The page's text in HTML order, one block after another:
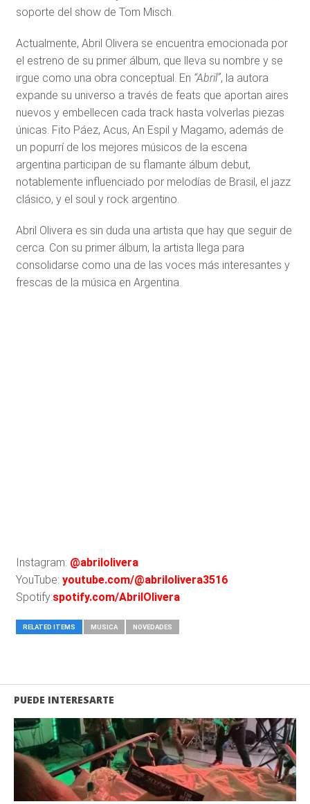
soporte del show de Tom Misch.
Actualmente, Abril Olivera se encuentra emocionada por
el estreno de su primer álbum, que lleva su nombre y se
irgue como una obra conceptual. En “Abril”, la autora
expande su universo a través de feats que aportan aires
nuevos y embellecen cada track hasta volverlas piezas
únicas. Fito Páez, Acus, An Espil y Magamo, además de
un popurrí de los mejores músicos de la escena
argentina participan de su flamante álbum debut,
notablemente influenciado por melodías de Brasil, el jazz
clásico, y el soul y rock argentino.
Abril Olivera es sin duda una artista que hay que seguir de
cerca. Con su primer álbum, la artista llega para
consolidarse como una de las voces más interesantes y
frescas de la música en Argentina.
Instagram: @abrilolivera
YouTube: youtube.com/@abrilolivera3516
Spotify:spotify.com/AbrilOlivera
RELATED ITEMS MUSICA NOVEDADES
PUEDE INTERESARTE